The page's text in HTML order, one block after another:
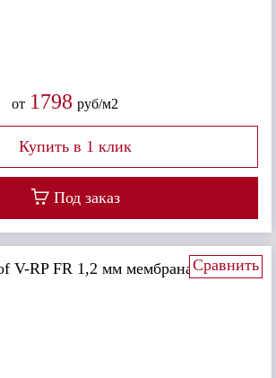
от 1798 руб/м2
Под заказ
Сравнить